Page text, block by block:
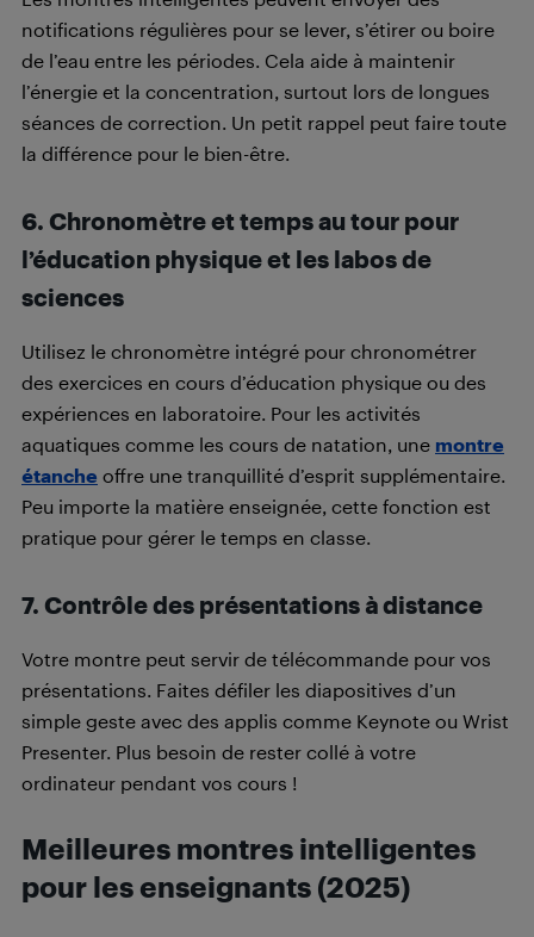
notifications régulières pour se lever, s’étirer ou boire
de l’eau entre les périodes. Cela aide à maintenir
l’énergie et la concentration, surtout lors de longues
séances de correction. Un petit rappel peut faire toute
la différence pour le bien-être.
6. Chronomètre et temps au tour pour
l’éducation physique et les labos de
sciences
Utilisez le chronomètre intégré pour chronométrer
des exercices en cours d’éducation physique ou des
expériences en laboratoire. Pour les activités
aquatiques comme les cours de natation, une montre
étanche offre une tranquillité d’esprit supplémentaire.
Peu importe la matière enseignée, cette fonction est
pratique pour gérer le temps en classe.
7. Contrôle des présentations à distance
Votre montre peut servir de télécommande pour vos
présentations. Faites défiler les diapositives d’un
simple geste avec des applis comme Keynote ou Wrist
Presenter. Plus besoin de rester collé à votre
ordinateur pendant vos cours !
Meilleures montres intelligentes
pour les enseignants (2025)